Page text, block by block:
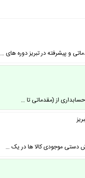
و پیشرفته در تبریز دوره های …
دستی موجودی کالا ها در یک …